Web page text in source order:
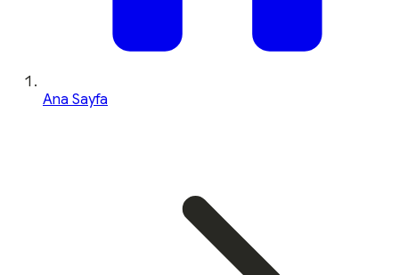
Ana Sayfa